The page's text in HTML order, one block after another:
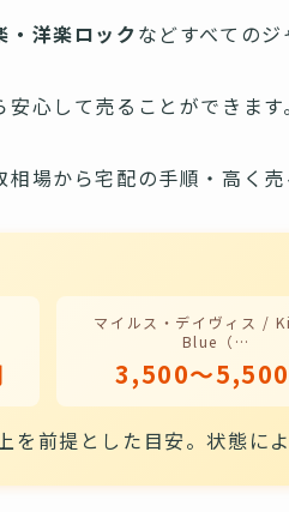
・洋楽ロックなどすべてのジ
心して売ることができます。
場から宅配の手順・高く売
マイルス・デイヴィス /
Blue（…
3,500〜
前提とした目安。状態によ